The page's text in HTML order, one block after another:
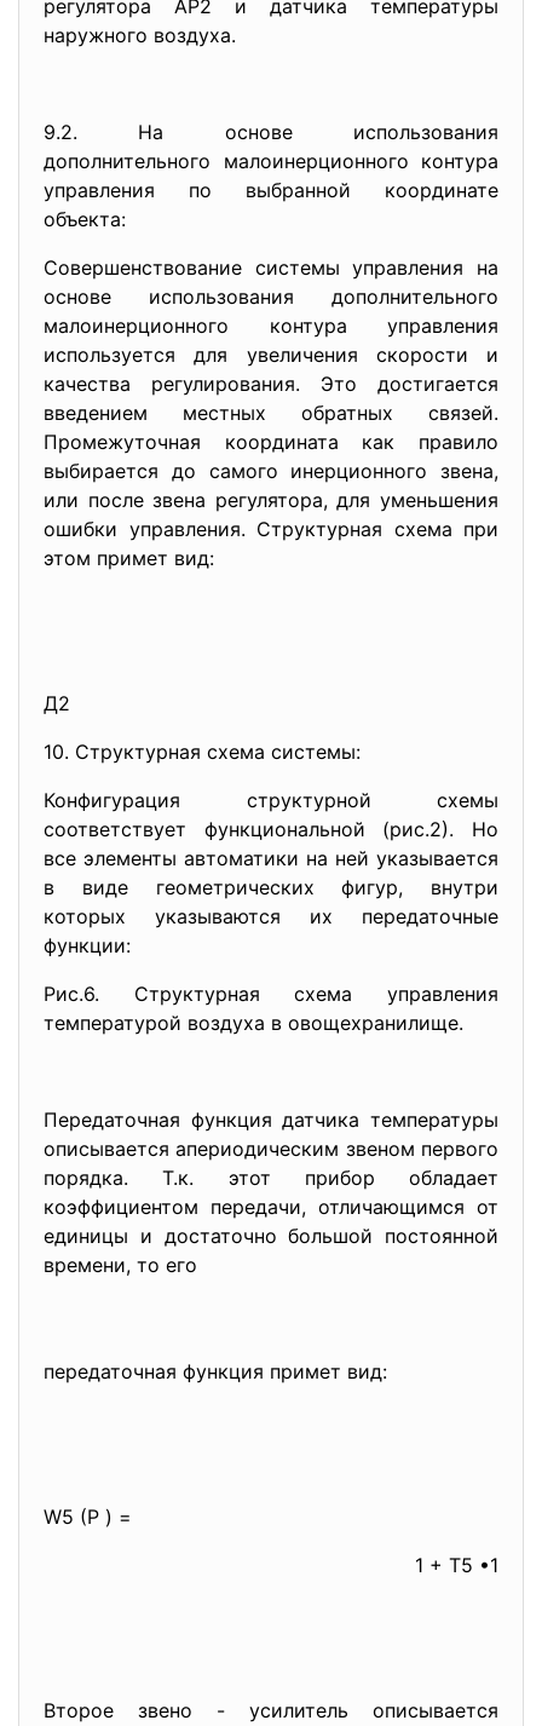
регулятора АР2 и датчика температуры
наружного воздуха.
9.2. На основе использования
дополнительного малоинерционного контура
управления по выбранной координате
объекта:
Совершенствование системы управления на
основе использования дополнительного
малоинерционного контура управления
используется для увеличения скорости и
качества регулирования. Это достигается
введением местных обратных связей.
Промежуточная координата как правило
выбирается до самого инерционного звена,
или после звена регулятора, для уменьшения
ошибки управления. Структурная схема при
этом примет вид:
Д2
10. Структурная схема системы:
Конфигурация структурной схемы
соответствует функциональной (рис.2). Но
все элементы автоматики на ней указывается
в виде геометрических фигур, внутри
которых указываются их передаточные
функции:
Рис.6. Структурная схема управления
температурой воздуха в овощехранилище.
Передаточная функция датчика температуры
описывается апериодическим звеном первого
порядка. Т.к. этот прибор обладает
коэффициентом передачи, отличающимся от
единицы и достаточно большой постоянной
времени, то его
передаточная функция примет вид:
W5 (Р ) =
1 + Т5 •1
Второе звено - усилитель описывается